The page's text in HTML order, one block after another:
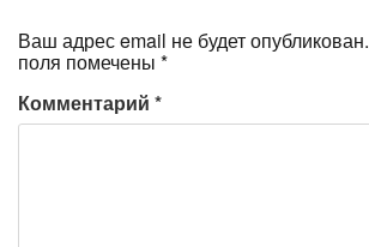
Ваш адрес email не будет опубликован.
поля помечены *
Комментарий *